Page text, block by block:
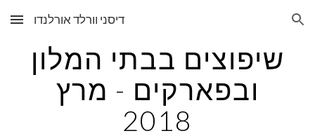
Skip to main content Skip to navigation דיסני וורלד אורלנדו
שיפוצים בבתי המלון
ובפארקים - מרץ
2018